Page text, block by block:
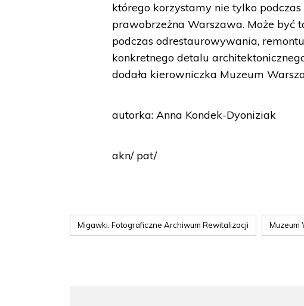
którego korzystamy nie tylko
prawobrzeżna Warszawa. Może być
podczas odrestaurowywania,
konkretnego detalu
dodała kierowniczka Muzeum
autorka: Anna Kondek-Dyoniziak
akn/ pat/
Migawki. Fotograficzne Archiwum Rewitalizacji Muzeum